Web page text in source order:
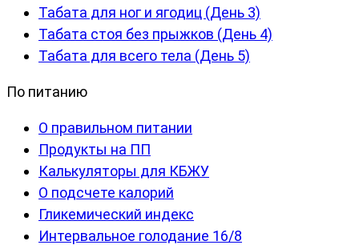
Табата для ног и ягодиц (День 3)
Табата стоя без прыжков (День 4)
Табата для всего тела (День 5)
По питанию
О правильном питании
Продукты на ПП
Калькуляторы для КБЖУ
О подсчете калорий
Гликемический индекс
Интервальное голодание 16/8